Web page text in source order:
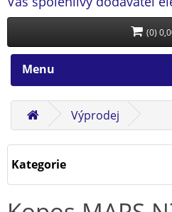
(0)
Menu
Výprodej
Kategorie